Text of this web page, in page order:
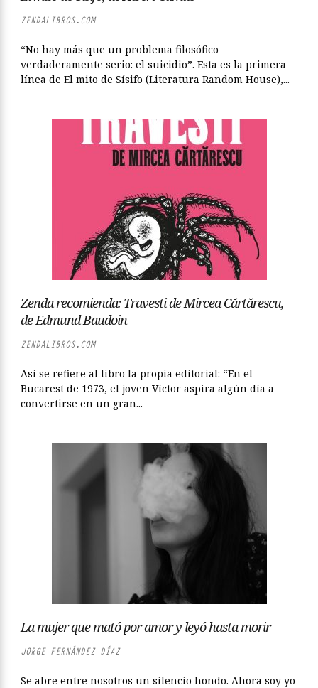
ZENDALIBROS.COM
“No hay más que un problema filosófico
verdaderamente serio: el suicidio”. Esta es la primera
línea de El mito de Sísifo (Literatura Random House),...
Zenda recomienda: Travesti de Mircea Cărtărescu,
de Edmund Baudoin
ZENDALIBROS.COM
Así se refiere al libro la propia editorial: “En el
Bucarest de 1973, el joven Víctor aspira algún día a
convertirse en un gran...
La mujer que mató por amor y leyó hasta morir
JORGE FERNÁNDEZ DÍAZ
Se abre entre nosotros un silencio hondo. Ahora soy yo